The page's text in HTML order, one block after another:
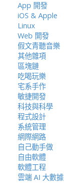
App 開發
iOS & Apple
Linux
Web 開發
假文青聽音樂
其他雜項
區塊鏈
吃喝玩樂
宅系手作
敏捷開發
科技與科學
程式設計
系統管理
網際網路
自己動手做
自由軟體
軟體工程
雲端 AI 大數據